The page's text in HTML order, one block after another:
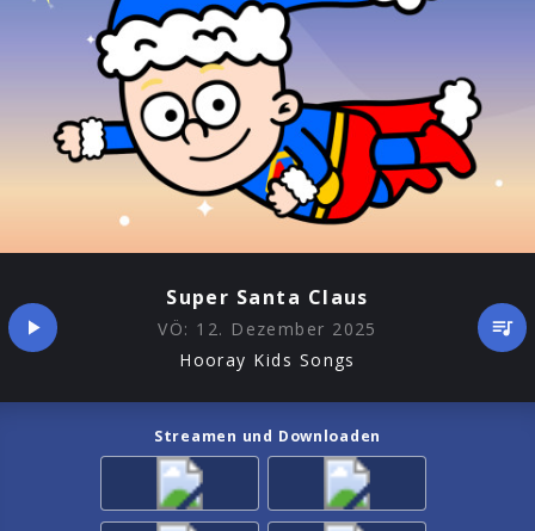
Super Santa Claus
VÖ: 12. Dezember 2025
Hooray Kids Songs
Streamen und Downloaden